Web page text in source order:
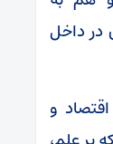
در داخل
و